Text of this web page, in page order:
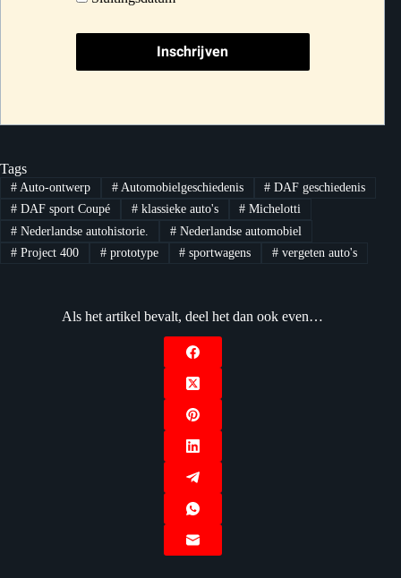
Tags
#Auto-ontwerp #Automobielgeschiedenis # DAF geschiedenis
#DAF sport Coupé #klassieke auto's # Michelotti
#Nederlandse autohistorie. #Nederlandse automobiel
#Project 400 #prototype # sportwagens # vergeten auto's
Als het artikel bevalt, deel het dan ook even…